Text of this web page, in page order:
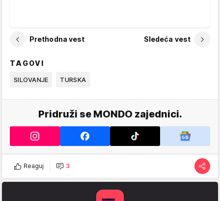
Prethodna vest Sledeća vest
TAGOVI
SILOVANJE TURSKA
Pridruži se MONDO zajednici.
Reaguj 3